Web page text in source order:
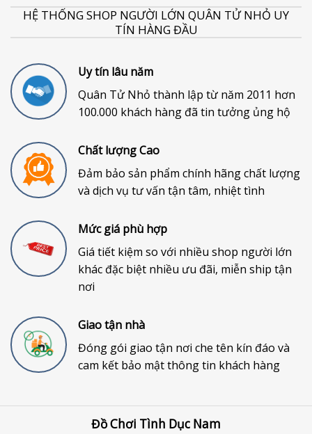
HỆ THỐNG SHOP NGƯỜI LỚN QUÂN TỬ NHỎ UY
TÍN HÀNG ĐẦU
Uy tín lâu năm
Quân Tử Nhỏ thành lập từ năm 2011 hơn
100.000 khách hàng đã tin tưởng ủng hộ
Chất lượng Cao
Đảm bảo sản phẩm chính hãng chất lượng
và dịch vụ tư vấn tận tâm, nhiệt tình
Mức giá phù hợp
Giá tiết kiệm so với nhiều shop người lớn
khác đặc biệt nhiều ưu đãi, miễn ship tận
nơi
Giao tận nhà
Đóng gói giao tận nơi che tên kín đáo và
cam kết bảo mật thông tin khách hàng
Đồ Chơi Tình Dục Nam